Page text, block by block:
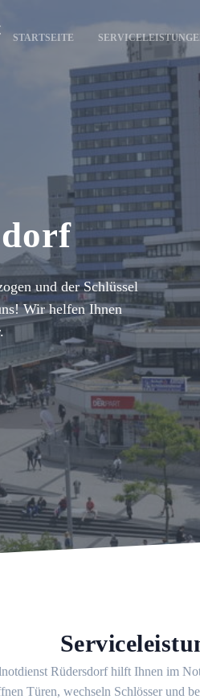
STARTSEITE
und der Schlüssel
Wir helfen Ihnen
Rüdersdorf hilft Ihnen im
Türen, wechseln Schlösser und